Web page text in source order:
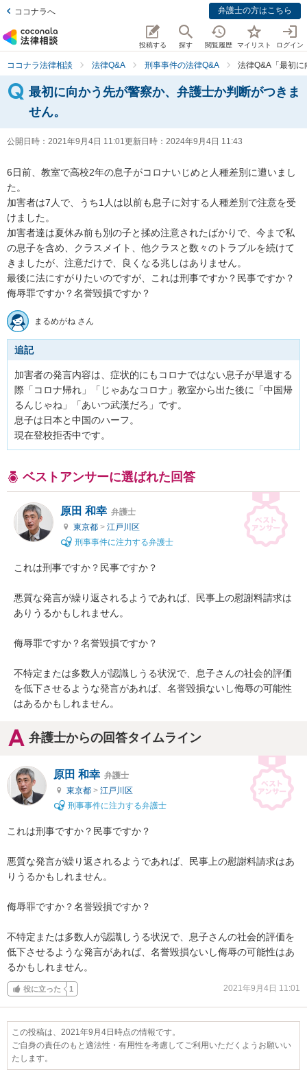
ココナラへ 弁護士の方はこちら
投稿する 探す 閲覧履歴 マイリスト ログイン
ココナラ法律相談 法律Q&A 刑事事件の法律Q&A 法律Q&A「最初
最初に向かう先が警察か、弁護士か判断がつきま
せん。
公開日時： 2021年9月4日 11:01更新日時： 2024年9月4日 11:43
6日前、教室で高校2年の息子がコロナいじめと人種差別に遭いまし
た。
加害者は7人で、うち1人は以前も息子に対する人種差別で注意を受
けました。
加害者達は夏休み前も別の子と揉め注意されたばかりで、今まで私
の息子を含め、クラスメイト、他クラスと数々のトラブルを続けて
きましたが、注意だけで、良くなる兆しはありません。
最後に法にすがりたいのですが、これは刑事ですか？民事ですか？
侮辱罪ですか？名誉毀損ですか？
まるめがね さん
追記
加害者の発言内容は、症状的にもコロナではない息子が早退する
際「コロナ帰れ」「じゃあなコロナ」教室から出た後に「中国帰
るんじゃね」「あいつ武漢だろ」です。
息子は日本と中国のハーフ。
現在登校拒否中です。
ベストアンサーに選ばれた回答
原田 和幸 弁護士
東京都 > 江戸川区
刑事事件に注力する弁護士
これは刑事ですか？民事ですか？
悪質な発言が繰り返されるようであれば、民事上の慰謝料請求は
ありうるかもしれません。
侮辱罪ですか？名誉毀損ですか？
不特定または多数人が認識しうる状況で、息子さんの社会的評価
を低下させるような発言があれば、名誉毀損ないし侮辱の可能性
はあるかもしれません。
弁護士からの回答タイムライン
原田 和幸 弁護士
東京都 > 江戸川区
刑事事件に注力する弁護士
これは刑事ですか？民事ですか？
悪質な発言が繰り返されるようであれば、民事上の慰謝料請求はあ
りうるかもしれません。
侮辱罪ですか？名誉毀損ですか？
不特定または多数人が認識しうる状況で、息子さんの社会的評価を
低下させるような発言があれば、名誉毀損ないし侮辱の可能性はあ
るかもしれません。
役に立った 1 2021年9月4日 11:01
この投稿は、2021年9月4日時点の情報です。
ご自身の責任のもと適法性・有用性を考慮してご利用いただくようお願いい
たします。